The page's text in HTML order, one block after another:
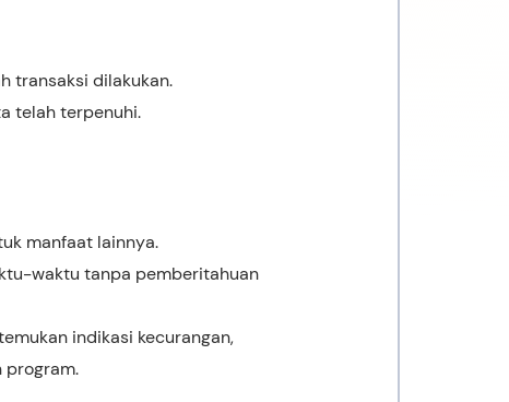
transaksi dilakukan.
telah terpenuhi.
manfaat lainnya.
waktu tanpa pemberitahuan
indikasi kecurangan,
program.